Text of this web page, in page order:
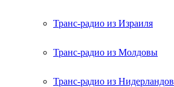
Транс-радио из Израиля
Транс-радио из Молдовы
Транс-радио из Нидерландов